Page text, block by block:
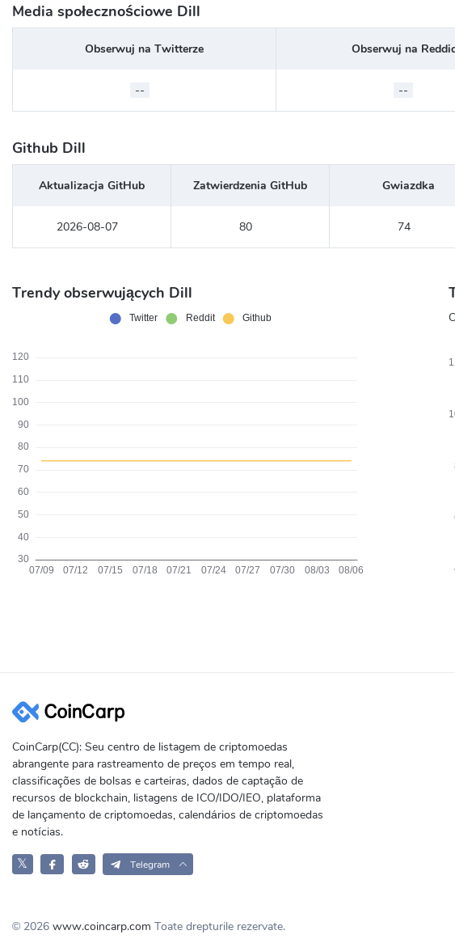
Media społecznościowe Dill
Obserwuj na Twitterze Obserwuj na
-- --
Github Dill
Aktualizacja GitHub Zatwierdzenia GitHub Gwiazdka
2026-08-07 80 74
Trendy obserwujących Dill
CoinCarp(CC): Seu centro de listagem de criptomoedas
abrangente para rastreamento de preços em tempo real,
classificações de bolsas e carteiras, dados de captação de
recursos de blockchain, listagens de ICO/IDO/IEO, plataforma
de lançamento de criptomoedas, calendários de criptomoedas
e notícias.
𝕏 Telegram
© 2026 www.coincarp.com Toate drepturile rezervate.